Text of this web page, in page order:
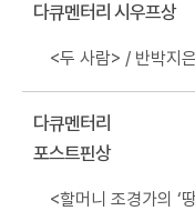
다큐멘터리 시우프상
<두 사람> / 반박지
다큐멘터리
포스트핀상
<할머니 조경가의 ‘